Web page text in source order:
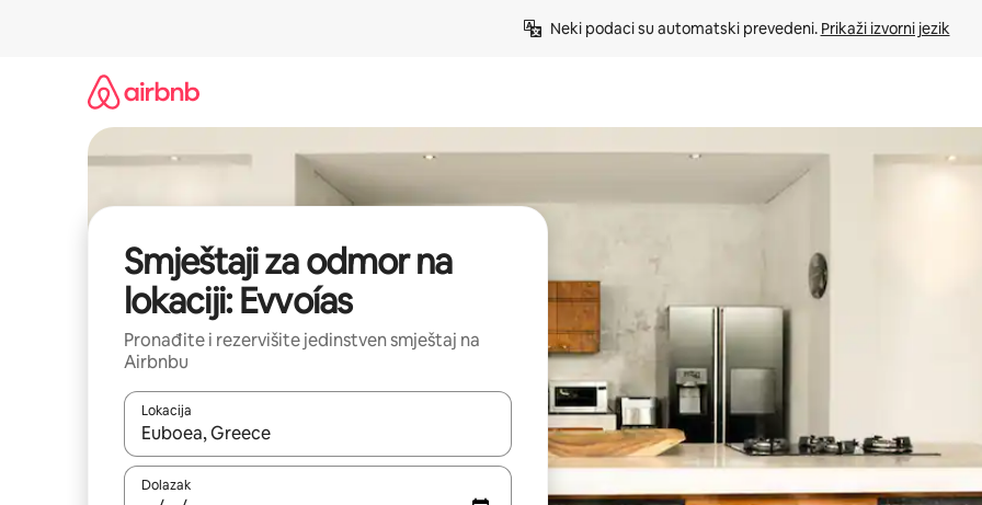
Neki podaci su automatski prevedeni. Prikaži izvorni jezik
Smještaji za odmor na
lokaciji: Evvoías
Pronađite i rezervišite jedinstven smještaj na
Airbnbu
Lokacija
Kad rezultati budu dostupni, krećite se gore i dolje pomoću strelica ili ih pregledajte dodirom ili povlačenjem prsta.
Dolazak